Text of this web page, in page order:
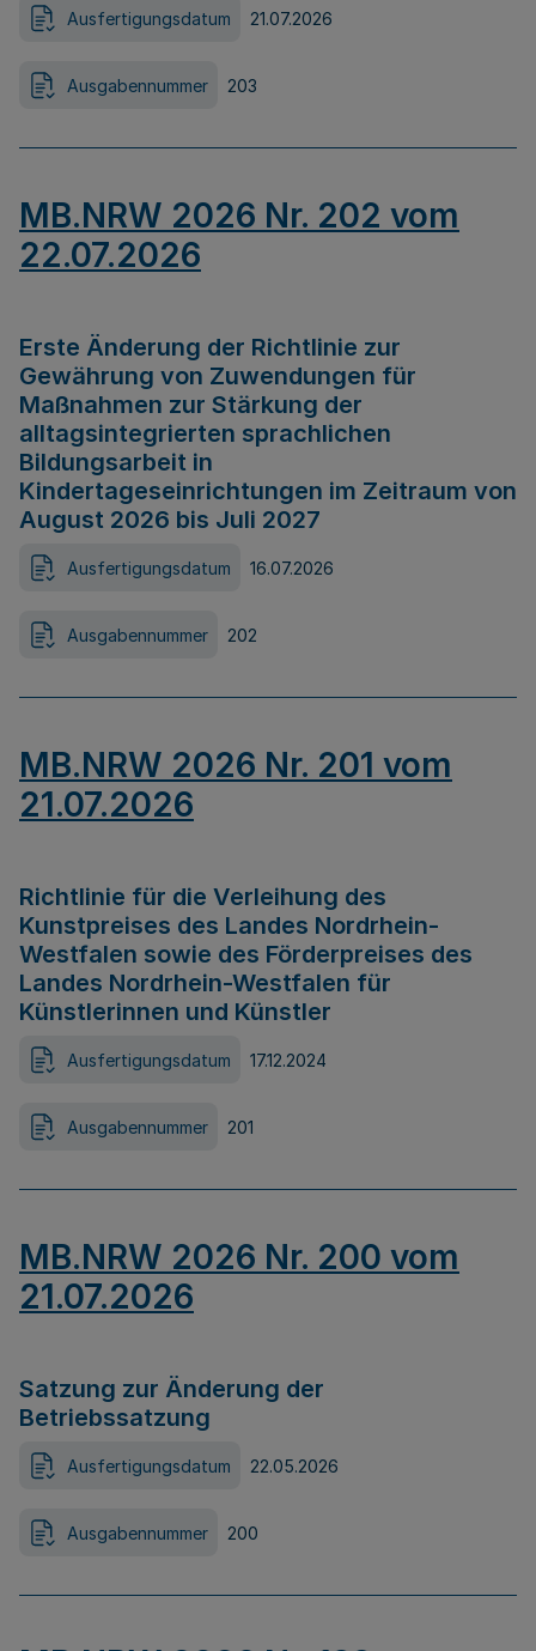
Ausfertigungsdatum 21.07.2026
Ausgabennummer 203
MB.NRW 2026 Nr. 202 vom
22.07.2026
Erste Änderung der Richtlinie zur
Gewährung von Zuwendungen für
Maßnahmen zur Stärkung der
alltagsintegrierten sprachlichen
Bildungsarbeit in
Kindertageseinrichtungen im Zeitraum von
August 2026 bis Juli 2027
Ausfertigungsdatum 16.07.2026
Ausgabennummer 202
MB.NRW 2026 Nr. 201 vom
21.07.2026
Richtlinie für die Verleihung des
Kunstpreises des Landes Nordrhein-
Westfalen sowie des Förderpreises des
Landes Nordrhein-Westfalen für
Künstlerinnen und Künstler
Ausfertigungsdatum 17.12.2024
Ausgabennummer 201
MB.NRW 2026 Nr. 200 vom
21.07.2026
Satzung zur Änderung der
Betriebssatzung
Ausfertigungsdatum 22.05.2026
Ausgabennummer 200